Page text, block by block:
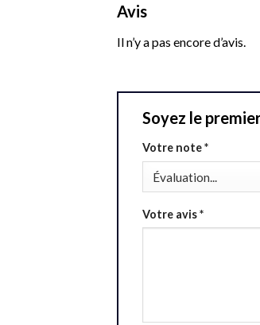
Avis
Il n’y a pas encore d’avis.
Soyez le
Votre note*
Votre avis*